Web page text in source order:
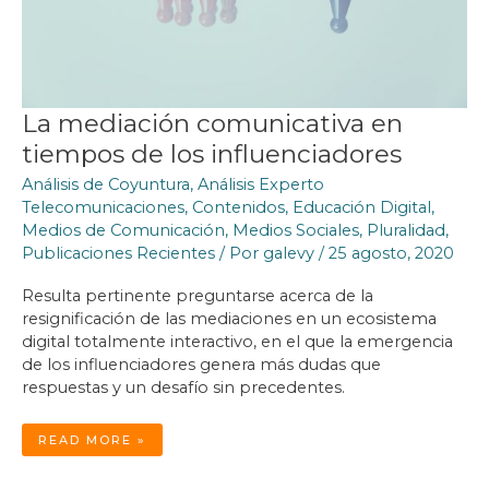
La mediación comunicativa en
tiempos de los influenciadores
Análisis de Coyuntura, Análisis Experto
Telecomunicaciones, Contenidos, Educación Digital,
Medios de Comunicación, Medios Sociales, Pluralidad,
Publicaciones Recientes / Por galevy /25 agosto, 2020
Resulta pertinente preguntarse acerca de la
resignificación de las mediaciones en un ecosistema
digital totalmente interactivo, en el que la emergencia
de los influenciadores genera más dudas que
respuestas y un desafío sin precedentes.
LA
MEDIACIÓN
COMUNICATIVA
READ MORE »